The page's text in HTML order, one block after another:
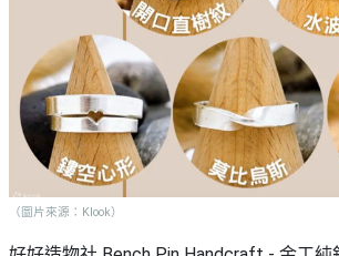
（圖片來源：Klook）